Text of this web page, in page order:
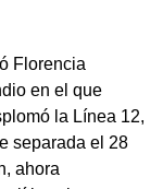
Florencia
en el que
la Línea 12,
separada el 28
ahora